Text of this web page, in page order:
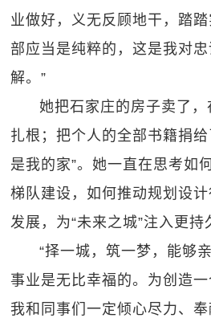
业做好，义无反顾地干，踏
部应当是纯粹的，这是我对
解。”
她把石家庄的房子卖了
扎根；把个人的全部书籍捐
是我的家”。她一直在思考如
梯队建设，如何推动规划设
发展，为“未来之城”注入更持
“择一城，筑一梦，能够
事业是无比幸福的。为创造一
我和同事们一定倾心尽力、奉